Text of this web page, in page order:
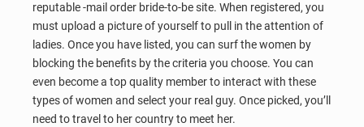
reputable -mail order bride-to-be site. When registered, you
must upload a picture of yourself to pull in the attention of
ladies. Once you have listed, you can surf the women by
blocking the benefits by the criteria you choose. You can
even become a top quality member to interact with these
types of women and select your real guy. Once picked, you’ll
need to travel to her country to meet her.